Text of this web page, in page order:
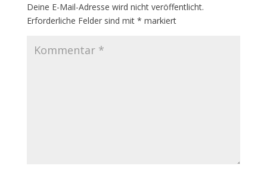
Deine E-Mail-Adresse wird nicht veröffentlicht.
Erforderliche Felder sind mit * markiert